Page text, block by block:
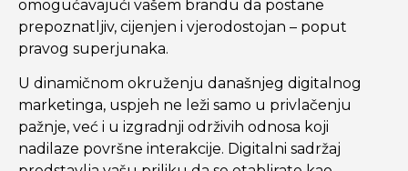
omogućavajući vašem brandu da postane
prepoznatljiv, cijenjen i vjerodostojan – poput
pravog superjunaka.
U dinamičnom okruženju današnjeg digitalnog
marketinga, uspjeh ne leži samo u privlačenju
pažnje, već i u izgradnji održivih odnosa koji
nadilaze površne interakcije. Digitalni sadržaj